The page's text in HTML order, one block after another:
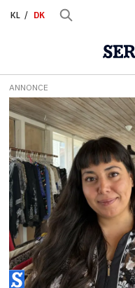
KL DK
Tag:
sheila
sariboga
ANNONCE